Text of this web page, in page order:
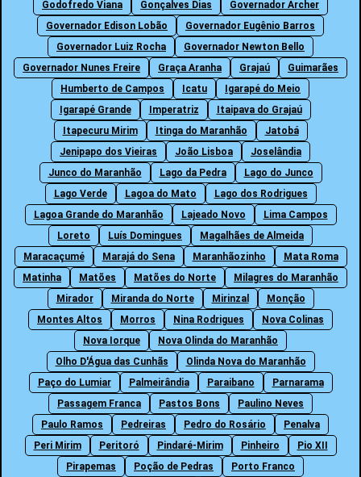
Godofredo Viana
Gonçalves Dias
Governador Archer
Governador Edison Lobão
Governador Eugênio Barros
Governador Luiz Rocha
Governador Newton Bello
Governador Nunes Freire
Graça Aranha Grajaú
Guimarães
Humberto de Campos
Icatu
Igarapé do Meio
Igarapé Grande
Imperatriz
Itaipava do Grajaú
Itapecuru Mirim
Itinga do Maranhão
Jatobá
Jenipapo dos Vieiras
João Lisboa
Joselândia
Junco do Maranhão
Lago da Pedra
Lago do Junco
Lago Verde
Lagoa do Mato
Lago dos Rodrigues
Lagoa Grande do Maranhão
Lajeado Novo
Lima Campos
Loreto
Luís Domingues
Magalhães de Almeida
Maracaçumé
Marajá do Sena Maranhãozinho
Mata Roma
Matinha
Matões Matões do Norte
Milagres do Maranhão
Mirador
Miranda do Norte Mirinzal
Monção
Montes Altos
Morros Nina Rodrigues
Nova Colinas
Nova Iorque
Nova Olinda do Maranhão
Olho D'Água das Cunhãs
Olinda Nova do Maranhão
Paço do Lumiar
Palmeirândia Paraibano
Parnarama
Passagem Franca
Pastos Bons
Paulino Neves
Paulo Ramos
Pedreiras Pedro do Rosário
Penalva
Peri Mirim
Peritoró Pindaré-Mirim Pinheiro
Pio XII
Pirapemas
Poção de Pedras
Porto Franco